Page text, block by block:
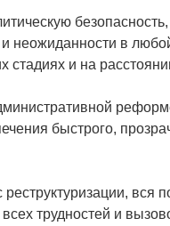
и неожиданности в
и на
быстрого,
вся
трудностей и